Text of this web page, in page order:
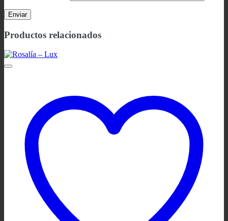
Productos relacionados